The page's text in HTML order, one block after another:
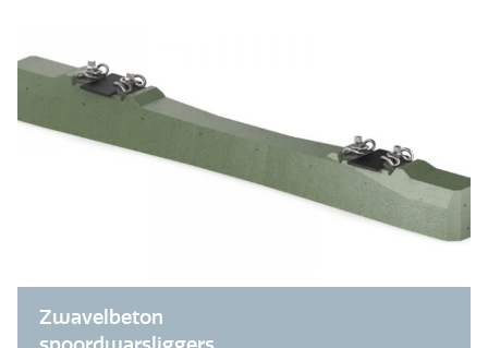
Zwavelbeton